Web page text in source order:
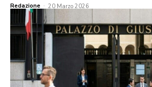
Redazione - 20 Marzo 2026